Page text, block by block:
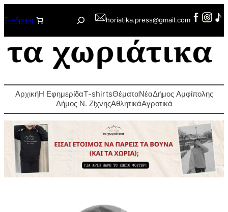
στο
περιεχόμενο
Συνδρομή Αναζήτησηhoriatika.press@gmail.com
ΑρχικήΗ ΕφημερίδαT-shirtsΘέματαΝέαΔήμος Αμφίπολης
Δήμος Ν. ΖίχνηςΑθλητικάΑγροτικά